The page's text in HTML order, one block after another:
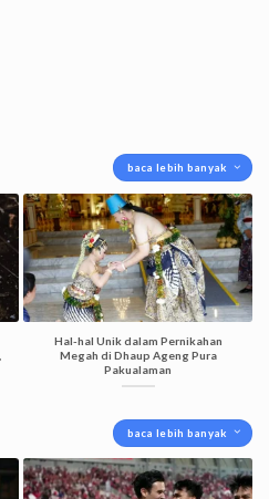
baca lebih banyak
Hal-hal Unik dalam Pernikahan
Megah di Dhaup Ageng Pura
Pakualaman
baca lebih banyak